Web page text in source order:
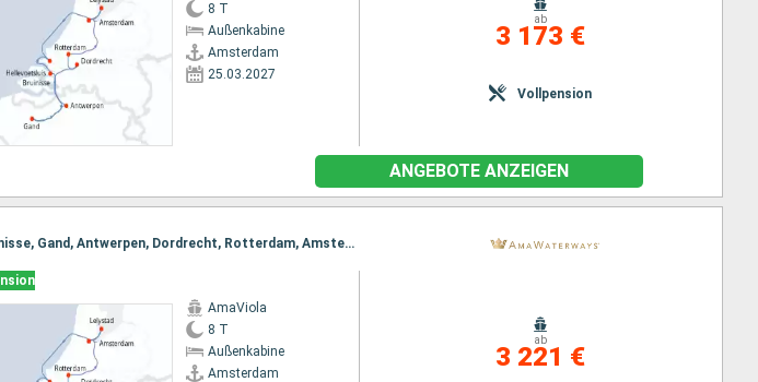
8 T
Außenkabine
Amsterdam
25.03.2027
ab
3 173 €
Vollpension
ANGEBOTE ANZEIGEN
Reiseroute : Amsterdam, Lelystad, Hellevoetsluis, Bruinisse, Gand, Antwerpen, Dordrecht, Rotterdam, Amsterdam
AmaViola
8 T
Außenkabine
Amsterdam
ab
3 221 €